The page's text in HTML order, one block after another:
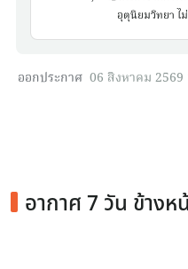
อุตุนิยมวิทยา ไ
ออกประกาศ 06 สิงหาคม 2569
อากาศ 7 วัน ข้างห